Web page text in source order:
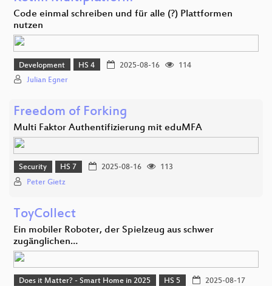
Code einmal schreiben und für alle (?) Plattformen
nutzen
Development HS 4 2025-08-16
114
Julian Egner
Freedom of Forking
Multi Faktor Authentifizierung mit eduMFA
Security HS 7 2025-08-16
113
Peter Gietz
ToyCollect
Ein mobiler Roboter, der Spielzeug aus schwer
zugänglichen…
Does it Matter? - Smart Home in 2025 HS 5
2025-08-17